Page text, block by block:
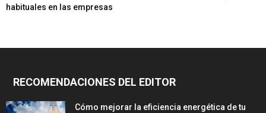
habituales en las empresas
RECOMENDACIONES DEL EDITOR
Cómo mejorar la eficiencia energética de tu